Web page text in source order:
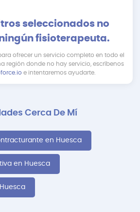
seleccionados no
fisioterapeuta.
ofrecer un servicio completo en todo el
región donde no hay servicio, escríbenos
e intentaremos ayudarte.
Cerca De Mí
en Huesca
en Huesca